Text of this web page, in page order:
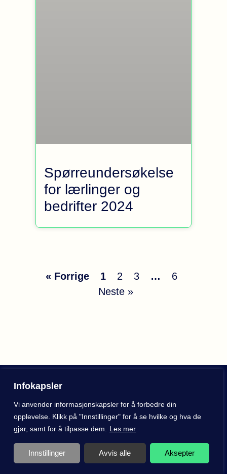
Infokapsler
Vi anvender informasjonskapsler for å forbedre din
opplevelse. Klikk på "Innstillinger" for å se hvilke og hva de
gjør, samt for å tilpasse dem.
Les mer
Innstillinger Avvis alle Aksepter
Spørreundersøkelse
for lærlinger og
bedrifter 2024
« Forrige 1 2 3 …
6
Neste »